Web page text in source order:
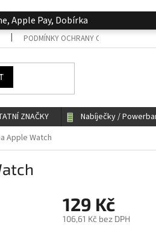
Apple Pay, Dobírka
PODMÍNKY OCHRANY OSOBNÍCH ÚDAJŮ
ZNAČKY Nabíječky /
Apple Watch
129 Kč
106,61 Kč bez DPH